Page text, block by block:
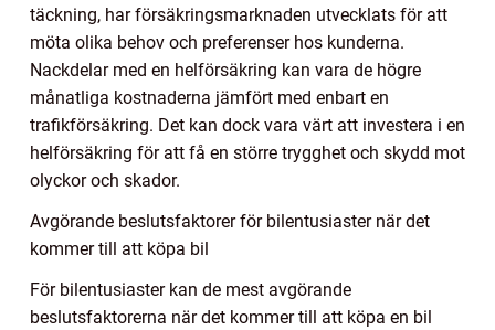
täckning, har försäkringsmarknaden utvecklats för att
möta olika behov och preferenser hos kunderna.
Nackdelar med en helförsäkring kan vara de högre
månatliga kostnaderna jämfört med enbart en
trafikförsäkring. Det kan dock vara värt att investera i en
helförsäkring för att få en större trygghet och skydd mot
olyckor och skador.
Avgörande beslutsfaktorer för bilentusiaster när det
kommer till att köpa bil
För bilentusiaster kan de mest avgörande
beslutsfaktorerna när det kommer till att köpa en bil